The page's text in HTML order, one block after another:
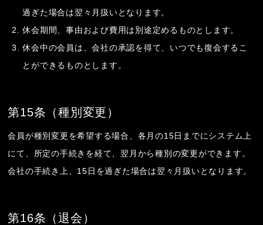
過ぎた場合は翌々月扱いとなります。
休会期間、事由および費用は別途定めるものとします。
休会中の会員は、会社の承認を得て、いつでも復会するこ
とができるものとします。
第15条（種別変更）
会員が種別変更を希望する場合、各月の15日までにシステム上
にて、所定の手続きを経て、翌月から種別の変更ができます。
会社の手続き上、15日を過ぎた場合は翌々月扱いとなります。
第16条（退会）